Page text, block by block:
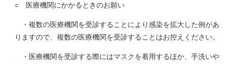
○ 医療機関にかかるときのお願い
・複数の医療機関を受診することにより感染を拡大した例があ
りますので、複数の医療機関を受診することはお控えください。
・医療機関を受診する際にはマスクを着用するほか、手洗いや